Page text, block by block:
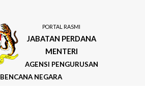
PORTAL RASMI
JABATAN PERDANA
MENTERI
AGENSI PENGURUSAN
BENCANA NEGARA